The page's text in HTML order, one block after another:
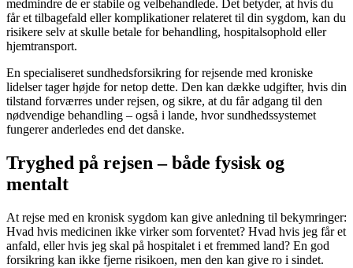
medmindre de er stabile og velbehandlede. Det betyder, at hvis du
får et tilbagefald eller komplikationer relateret til din sygdom, kan du
risikere selv at skulle betale for behandling, hospitalsophold eller
hjemtransport.
En specialiseret sundhedsforsikring for rejsende med kroniske
lidelser tager højde for netop dette. Den kan dække udgifter, hvis din
tilstand forværres under rejsen, og sikre, at du får adgang til den
nødvendige behandling – også i lande, hvor sundhedssystemet
fungerer anderledes end det danske.
Tryghed på rejsen – både fysisk og
mentalt
At rejse med en kronisk sygdom kan give anledning til bekymringer:
Hvad hvis medicinen ikke virker som forventet? Hvad hvis jeg får et
anfald, eller hvis jeg skal på hospitalet i et fremmed land? En god
forsikring kan ikke fjerne risikoen, men den kan give ro i sindet.